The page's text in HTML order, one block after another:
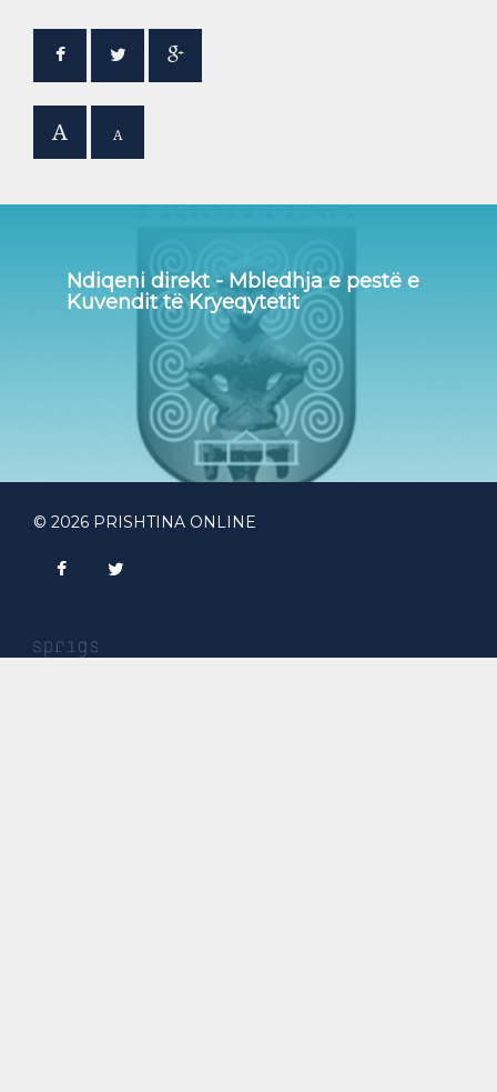
A A
Ndiqeni direkt - Mbledhja e pestë e
Kuvendit të Kryeqytetit
© 2026 PRISHTINA ONLINE